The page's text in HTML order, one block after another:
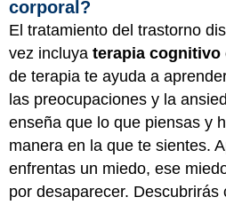
corporal?
El tratamiento del trastorno
vez incluya terapia cognitivo
de terapia te ayuda a
las preocupaciones y la
enseña que lo que piensas y
manera en la que te sientes.
enfrentas un miedo, ese
por desaparecer. Descubrirás